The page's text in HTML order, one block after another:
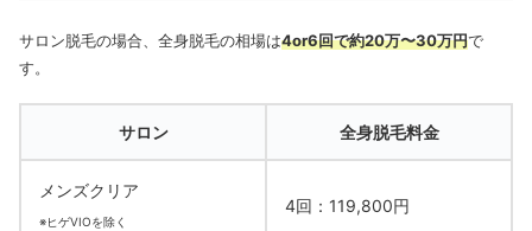
サロン脱毛の場合、全身脱毛の相場は4or6回で約20万〜30万円で
す。
サロン 全身脱毛料金
メンズクリア
※ヒゲVIOを除く
4回：119,800円